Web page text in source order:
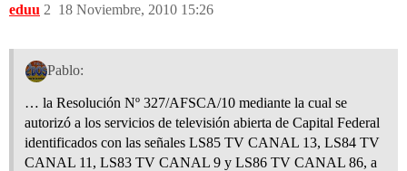
eduu 18 Noviembre, 2010 15:26
2
Pablo:
… la Resolución Nº 327/AFSCA/10 mediante la cual se
autorizó a los servicios de televisión abierta de Capital Federal
identificados con las señales LS85 TV CANAL 13, LS84 TV
CANAL 11, LS83 TV CANAL 9 y LS86 TV CANAL 86, a